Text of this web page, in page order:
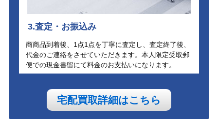
3.査定・お振込み
商商品到着後、1点1点を丁寧に査定し、査定終了後、
代金のご連絡をさせていただきます。本人限定受取郵
便での現金書留にて料金のお支払いになります。
宅配買取詳細はこちら